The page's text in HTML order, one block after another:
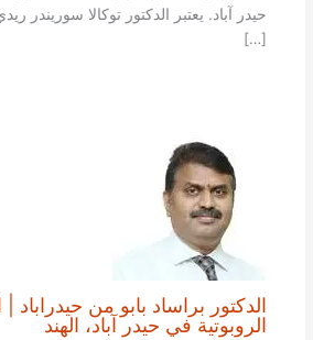
حيدر آباد. يعتبر الدكتور توكالا سوريندر
[…]
الدكتور براساد بابو من حيدراباد
الروبوتية في حيدر آباد، الهند